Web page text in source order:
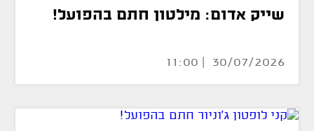
שייק אדום: מילטון חתם בהפועל!
30/07/2026 | 11:00